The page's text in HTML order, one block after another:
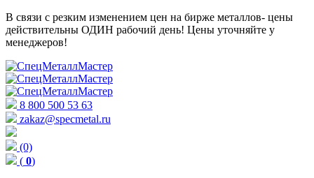
В связи с резким изменением цен на бирже металлов- цены
действительны ОДИН рабочий день! Цены уточняйте у
менеджеров!
8 800 500 53 63
zakaz@specmetal.ru
(0)
( 0)